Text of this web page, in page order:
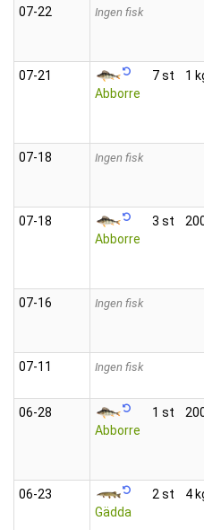
07‑22 Ingen fisk
07‑21
Abborre
7 st 1
07‑18 Ingen fisk
07‑18
Abborre
3 st
07‑16 Ingen fisk
07‑11 Ingen fisk
06‑28
Abborre
1 st
06‑23
Gädda
2 st 4